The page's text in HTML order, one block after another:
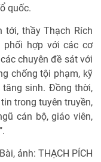
quốc.
thầy Thạch Rích
phối hợp với các cơ
chuyên đề sát với
chống tội phạm, kỹ
sinh. Đồng thời,
trong tuyên truyền,
cán bộ, giáo viên,
Bài, ảnh: THẠCH PÍCH